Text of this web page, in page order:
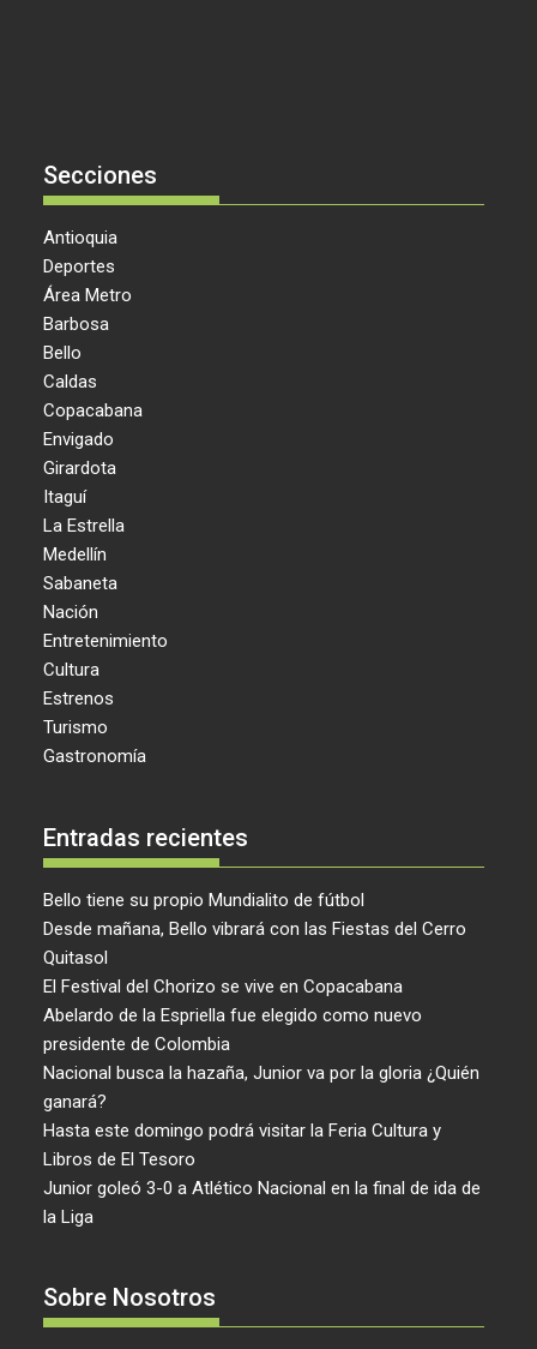
Secciones
Antioquia
Deportes
Área Metro
Barbosa
Bello
Caldas
Copacabana
Envigado
Girardota
Itaguí
La Estrella
Medellín
Sabaneta
Nación
Entretenimiento
Cultura
Estrenos
Turismo
Gastronomía
Entradas recientes
Bello tiene su propio Mundialito de fútbol
Desde mañana, Bello vibrará con las Fiestas del Cerro
Quitasol
El Festival del Chorizo se vive en Copacabana
Abelardo de la Espriella fue elegido como nuevo
presidente de Colombia
Nacional busca la hazaña, Junior va por la gloria ¿Quién
ganará?
Hasta este domingo podrá visitar la Feria Cultura y
Libros de El Tesoro
Junior goleó 3-0 a Atlético Nacional en la final de ida de
la Liga
Sobre Nosotros